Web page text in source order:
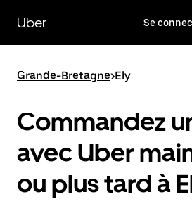
contenu
principal
Uber Se
Grande-Bretagne>Ely
Commandez
avec Uber
ou plus tard à